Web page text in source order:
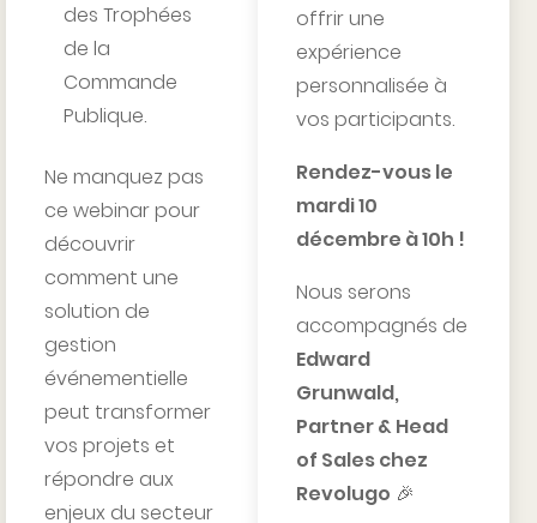
des Trophées
de la
Commande
Publique.
Ne manquez pas
ce webinar pour
découvrir
comment une
solution de
gestion
événementielle
peut transformer
vos projets et
répondre aux
enjeux du secteur
offrir une
expérience
personnalisée à
vos participants.
Rendez-vous le
mardi 10
décembre à 10h !
Nous serons
accompagnés de
Edward
Grunwald,
Partner & Head
of Sales chez
Revolugo 🎉